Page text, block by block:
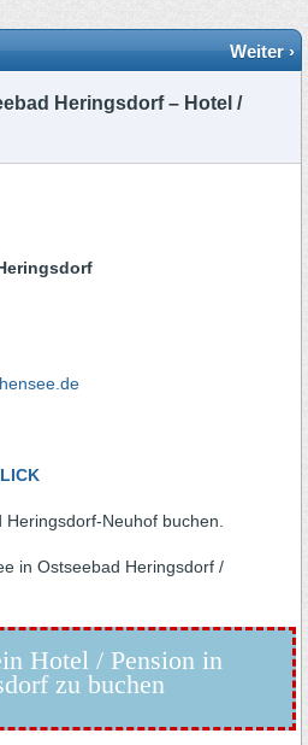
Weiter ›
Heringsdorf – Hotel /
Neuhof buchen.
in Ostseebad Heringsdorf /
Hotel / Pension in
zu buchen